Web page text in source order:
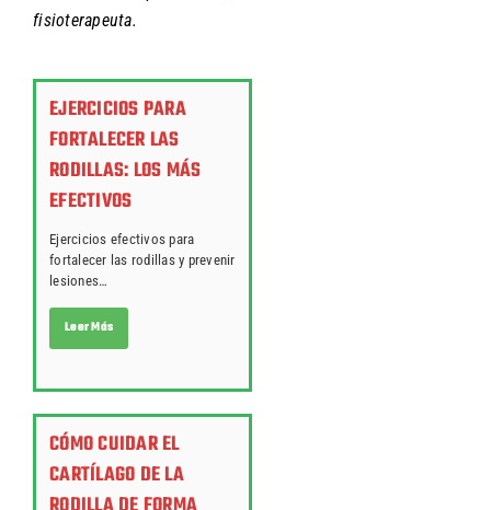
fisioterapeuta.
EJERCICIOS PARA
FORTALECER LAS
RODILLAS: LOS MÁS
EFECTIVOS
Ejercicios efectivos para
fortalecer las rodillas y prevenir
lesiones…
Leer Más
CÓMO CUIDAR EL
CARTÍLAGO DE LA